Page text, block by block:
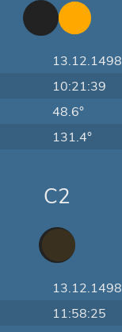
13.12.1498
10:21:39
48.6°
131.4°
C2
13.12.1498
11:58:25